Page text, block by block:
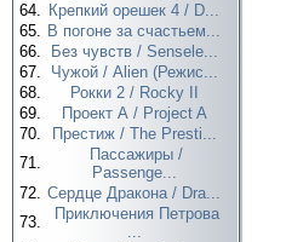
64. Крепкий орешек 4 / D...
65. В погоне за счастьем...
66.
Без чувств / Sensele...
67.
Чужой / Alien (Режис...
68.
Рокки 2 / Rocky II
69.
Проект А / Project A
70.
Престиж / The Presti...
71.
Пассажиры /
Passenge...
72. Сердце Дракона / Dra...
73.
Приключения Петрова
...